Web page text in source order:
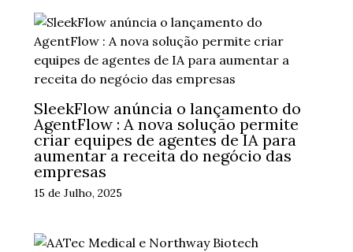
SleekFlow anúncia o lançamento do
AgentFlow : A nova solução permite
criar equipes de agentes de IA para
aumentar a receita do negócio das
empresas
15 de Julho, 2025